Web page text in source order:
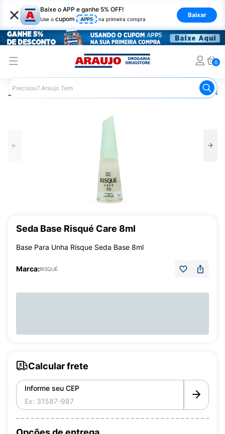
× Baixe o APP e ganhe 5% OFF!
Use o cupom APP5 na primeira compra
Baixar
0
Araujo Beleza e Cuidados Seda
Seda Base Risqué Care 8ml
Base Para Unha Risque Seda Base 8ml
Marca:RISQUÉ
Calcular frete
Informe seu CEP